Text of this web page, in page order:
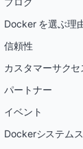
Docker を選ぶ理
信頼性
カスタマーサクセ
パートナー
イベント
Dockerシステム